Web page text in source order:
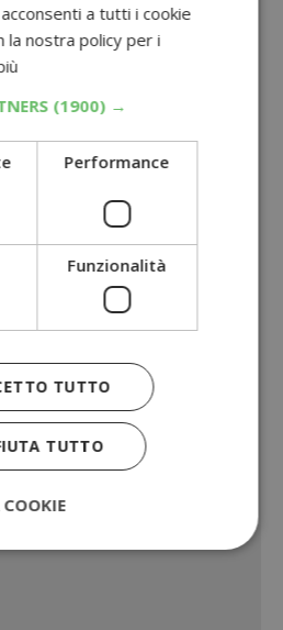
a tutti i cookie
la nostra policy per i
(1900) →
Performance
Funzionalità
TUTTO
TUTTO